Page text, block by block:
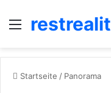
Menü
Startseite / Panorama